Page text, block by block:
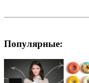
Популярные: